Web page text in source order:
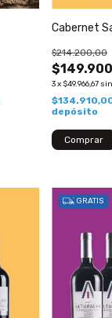
Cabernet
$214.200,00
3x $49.966,67
depósito
GRATIS